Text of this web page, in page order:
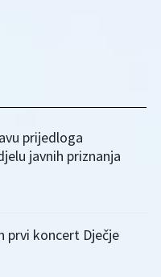
prijedloga
javnih priznanja
prvi koncert Dječje